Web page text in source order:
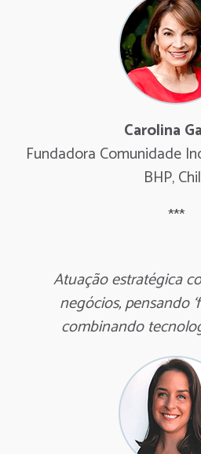
Carolina
Fundadora Comunidade
BHP,
***
Atuação estratégica
negócios, pensando
combinando